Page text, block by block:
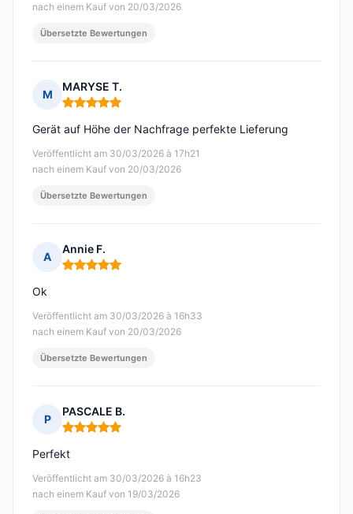
nach einem Kauf von 20/03/2026
Übersetzte Bewertungen
M
MARYSE T.
Hinweis: 5 von 5
Veröffentlicht am 30/03/2026 à 17h21
nach einem Kauf von 20/03/2026
Gerät auf Höhe der Nachfrage perfekte Lieferung
Übersetzte Bewertungen
A
Annie F.
Hinweis: 5 von 5
Veröffentlicht am 30/03/2026 à 16h33
nach einem Kauf von 20/03/2026
Ok
Übersetzte Bewertungen
P
PASCALE B.
Hinweis: 5 von 5
Veröffentlicht am 30/03/2026 à 16h23
nach einem Kauf von 19/03/2026
Perfekt